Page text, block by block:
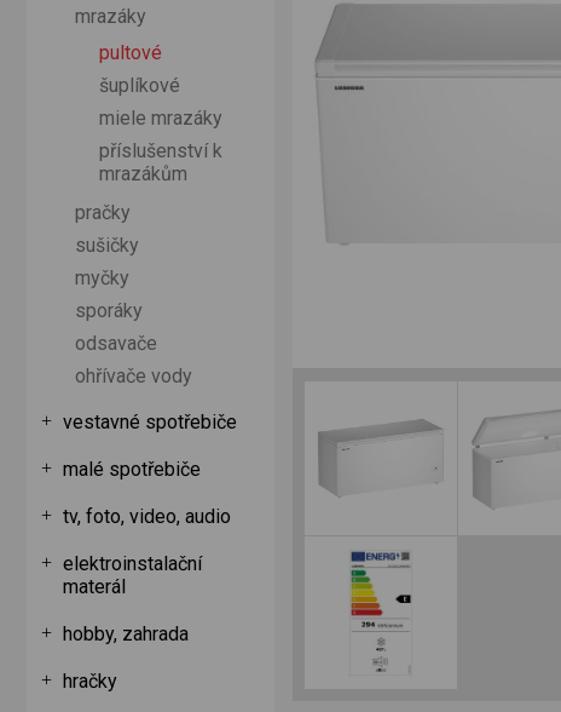
mrazáky
pultové
šuplíkové
miele mrazáky
příslušenství k
mrazákům
pračky
sušičky
myčky
sporáky
odsavače
ohřívače vody
vestavné spotřebiče
malé spotřebiče
tv, foto, video, audio
elektroinstalační
materál
hobby, zahrada
hračky